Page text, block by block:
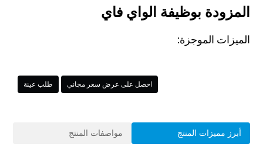
المزودة بوظيفة الواي فاي
الميزات الموجزة:
احصل على عرض سعر مجاني طلب عينة
أبرز مميزات المنتج مواصفات المنتج